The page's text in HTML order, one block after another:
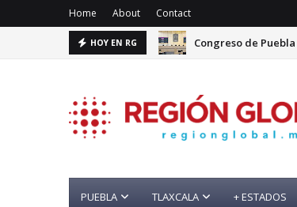
Home About Contact
HOY EN RG Congreso de
PUEBLA TLAXCALA + ESTADOS